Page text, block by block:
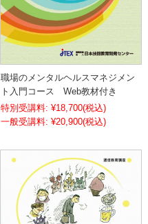
職場のメンタルヘルスマネジメン
ト入門コース Web教材付き
特別受講料: ¥18,700(税込)
¥20,900(税込)